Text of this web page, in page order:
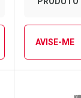
Ver
AVISE-ME